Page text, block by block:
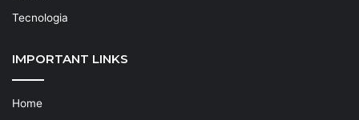
Tecnologia
IMPORTANT LINKS
Home